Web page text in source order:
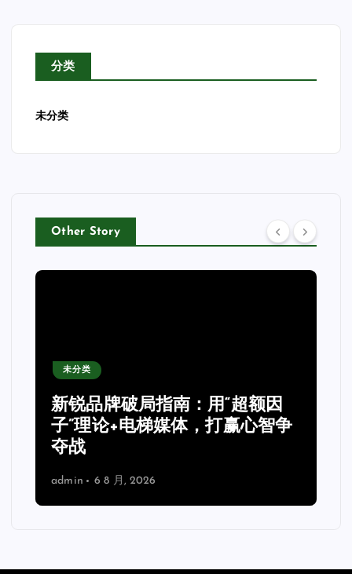
分类
未分类
Other Story
未分类
新锐品牌破局指南：用“超额因
子”理论+电梯媒体，打赢心智争
夺战
admin 6 8 月, 2026